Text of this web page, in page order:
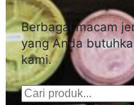
Berbagai macam
yang Anda
kami.
Pencarian